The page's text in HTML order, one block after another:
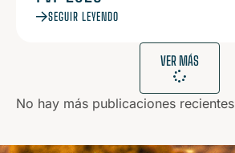
SEGUIR LEYENDO
VER MÁS
No hay más publicaciones recientes